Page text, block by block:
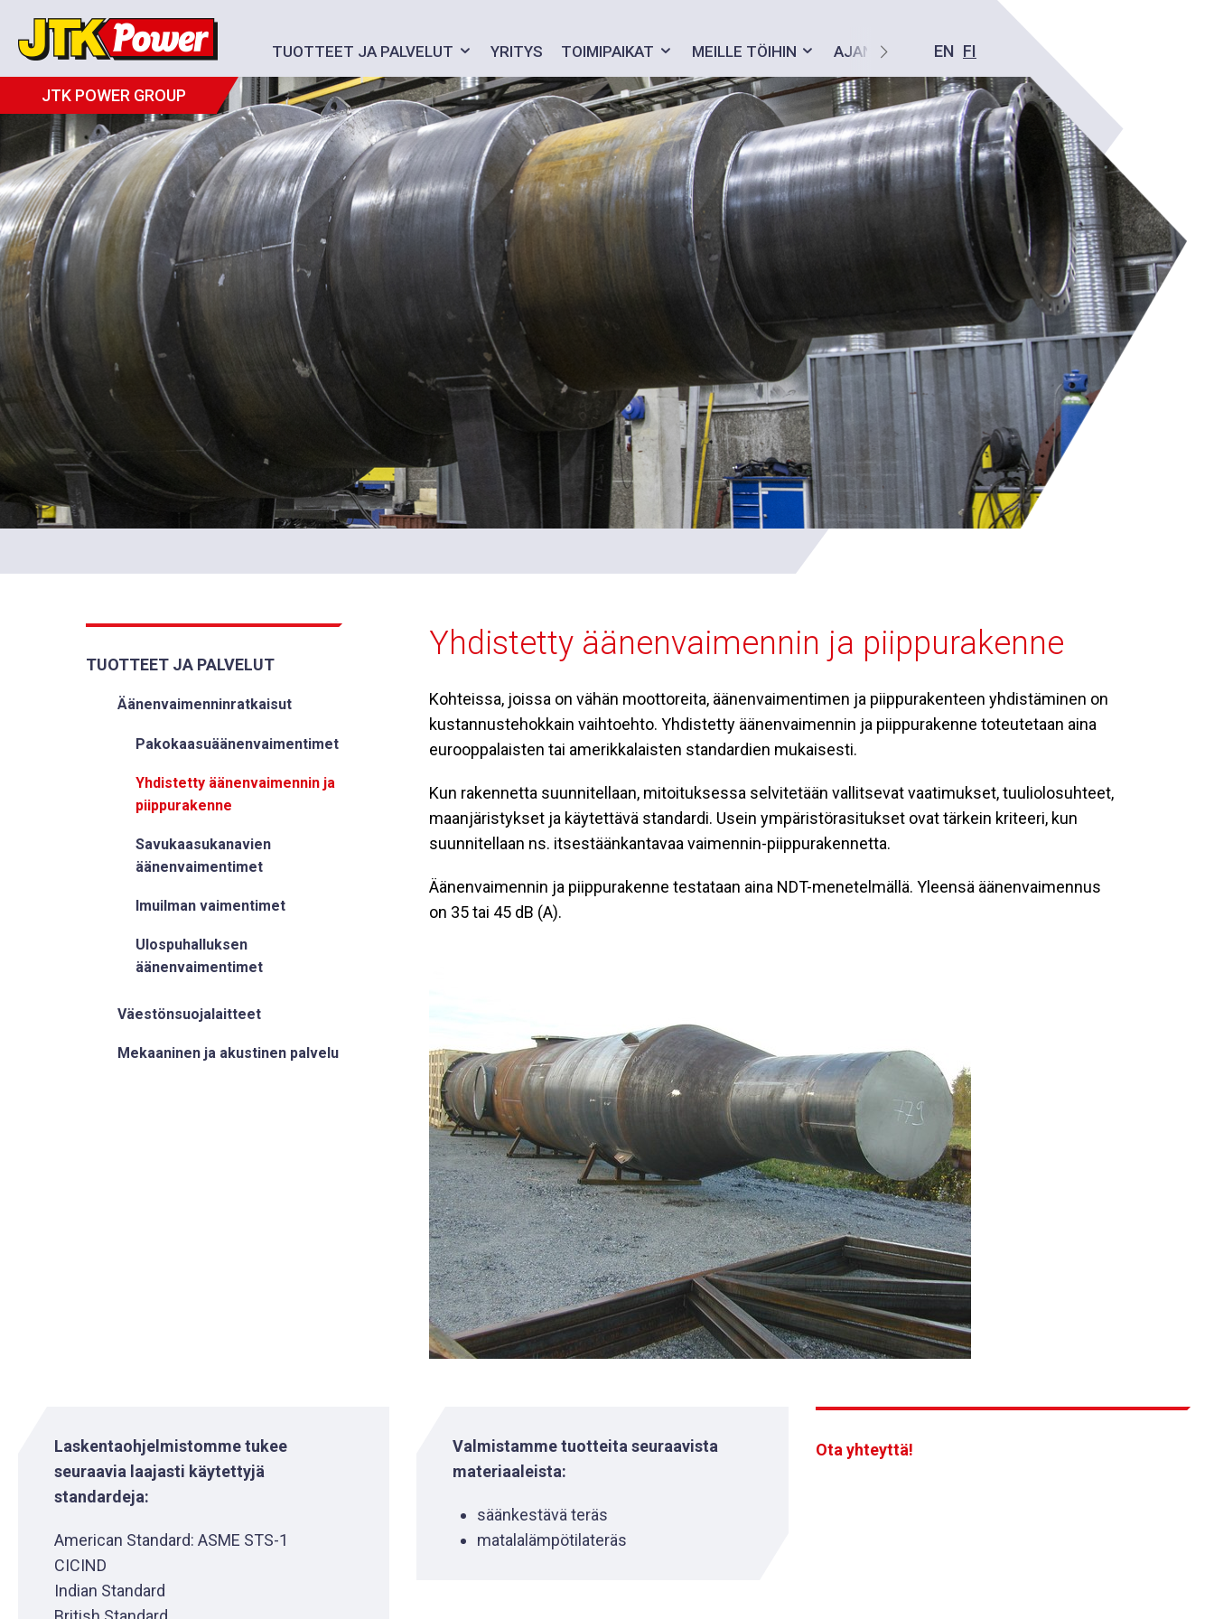
EN FI
TUOTTEET JA PALVELUT YRITYS TOIMIPAIKAT MEILLE TÖIHIN AJANKOHTAISTA
JTK POWER GROUP
TUOTTEET JA PALVELUT
Äänenvaimenninratkaisut
Pakokaasuäänenvaimentimet
Yhdistetty äänenvaimennin ja
piippurakenne
Savukaasukanavien
äänenvaimentimet
Imuilman vaimentimet
Ulospuhalluksen
äänenvaimentimet
Väestönsuojalaitteet
Mekaaninen ja akustinen palvelu
Yhdistetty äänenvaimennin ja piippurakenne
Kohteissa, joissa on vähän moottoreita, äänenvaimentimen ja piippurakenteen yhdistäminen on
kustannustehokkain vaihtoehto. Yhdistetty äänenvaimennin ja piippurakenne toteutetaan aina
eurooppalaisten tai amerikkalaisten standardien mukaisesti.
Kun rakennetta suunnitellaan, mitoituksessa selvitetään vallitsevat vaatimukset, tuuliolosuhteet,
maanjäristykset ja käytettävä standardi. Usein ympäristörasitukset ovat tärkein kriteeri, kun
suunnitellaan ns. itsestäänkantavaa vaimennin-piippurakennetta.
Äänenvaimennin ja piippurakenne testataan aina NDT-menetelmällä. Yleensä äänenvaimennus
on 35 tai 45 dB (A).
Laskentaohjelmistomme tukee
seuraavia laajasti käytettyjä
standardeja:
American Standard: ASME STS-1
CICIND
Indian Standard
Valmistamme tuotteita seuraavista
materiaaleista:
säänkestävä teräs
matalalämpötilateräs
Ota yhteyttä!